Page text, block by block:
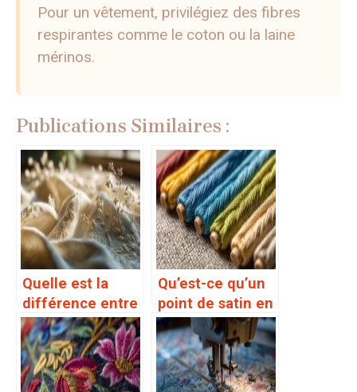
Pour un vêtement, privilégiez des fibres
respirantes comme le coton ou la laine
mérinos.
Publications Similaires :
Quelle est la
différence entre
la broderie à la
main et la
broderie à la
machine
Qu’est-ce qu’un
point de satin en
broderie